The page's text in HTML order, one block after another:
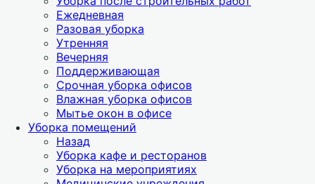
Ежедневная
Разовая уборка
Утренняя
Вечерняя
Поддерживающая
Срочная уборка офисов
Влажная уборка офисов
Мытье окон в офисе
Уборка помещений
Назад
Уборка кафе и ресторанов
Уборка на мероприятиях